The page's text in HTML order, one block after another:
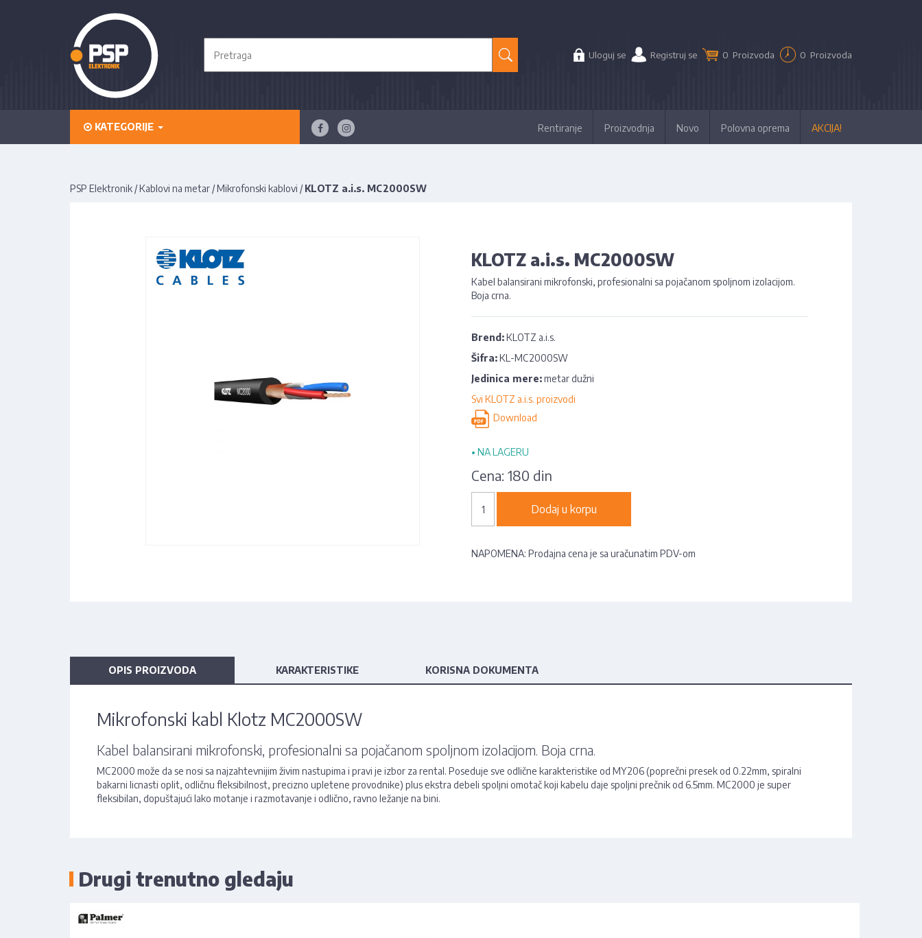
Uloguj se Registruj se 0 Proizvoda 0 Proizvoda
KATEGORIJE Rentiranje Proizvodnja Novo Polovna oprema AKCIJA!
PSP Elektronik /Kablovi na metar /Mikrofonski kablovi / KLOTZ a.i.s. MC2000SW
KLOTZ a.i.s. MC2000SW
Kabel balansirani mikrofonski, profesionalni sa pojačanom spoljnom izolacijom.
Boja crna.
Brend:KLOTZ a.i.s.
Šifra:KL-MC2000SW
Jedinica mere:metar dužni
Svi KLOTZ a.i.s. proizvodi
Download
• NA LAGERU
Cena: 180 din
Dodaj u korpu
NAPOMENA: Prodajna cena je sa uračunatim PDV-om
OPIS PROIZVODA KARAKTERISTIKE KORISNA DOKUMENTA
Mikrofonski kabl Klotz MC2000SW
Kabel balansirani mikrofonski, profesionalni sa pojačanom spoljnom izolacijom. Boja crna.
MC2000 može da se nosi sa najzahtevnijim živim nastupima i pravi je izbor za rental. Poseduje sve odlične karakteristike od MY206 (poprečni presek od 0.22mm, spiralni
bakarni licnasti oplit, odličnu fleksibilnost, precizno upletene provodnike) plus ekstra debeli spoljni omotač koji kabelu daje spoljni prečnik od 6.5mm. MC2000 je super
fleksibilan, dopuštajući lako motanje i razmotavanje i odlično, ravno ležanje na bini.
Drugi trenutno gledaju